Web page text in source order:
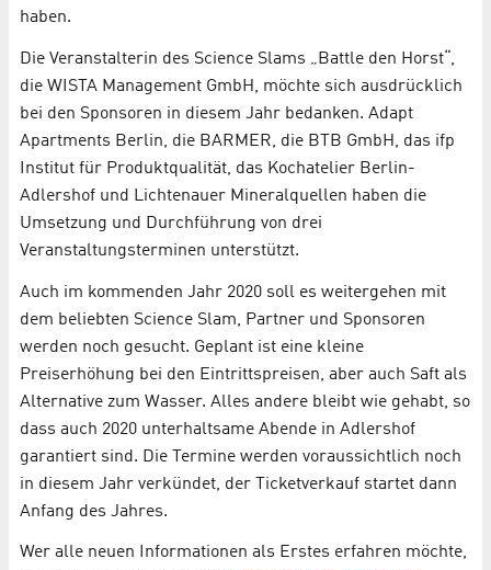
haben.
Die Veranstalterin des Science Slams „Battle den Horst“,
die WISTA Management GmbH, möchte sich ausdrücklich
bei den Sponsoren in diesem Jahr bedanken. Adapt
Apartments Berlin, die BARMER, die BTB GmbH, das ifp
Institut für Produktqualität, das Kochatelier Berlin-
Adlershof und Lichtenauer Mineralquellen haben die
Umsetzung und Durchführung von drei
Veranstaltungsterminen unterstützt.
Auch im kommenden Jahr 2020 soll es weitergehen mit
dem beliebten Science Slam, Partner und Sponsoren
werden noch gesucht. Geplant ist eine kleine
Preiserhöhung bei den Eintrittspreisen, aber auch Saft als
Alternative zum Wasser. Alles andere bleibt wie gehabt, so
dass auch 2020 unterhaltsame Abende in Adlershof
garantiert sind. Die Termine werden voraussichtlich noch
in diesem Jahr verkündet, der Ticketverkauf startet dann
Anfang des Jahres.
Wer alle neuen Informationen als Erstes erfahren möchte,